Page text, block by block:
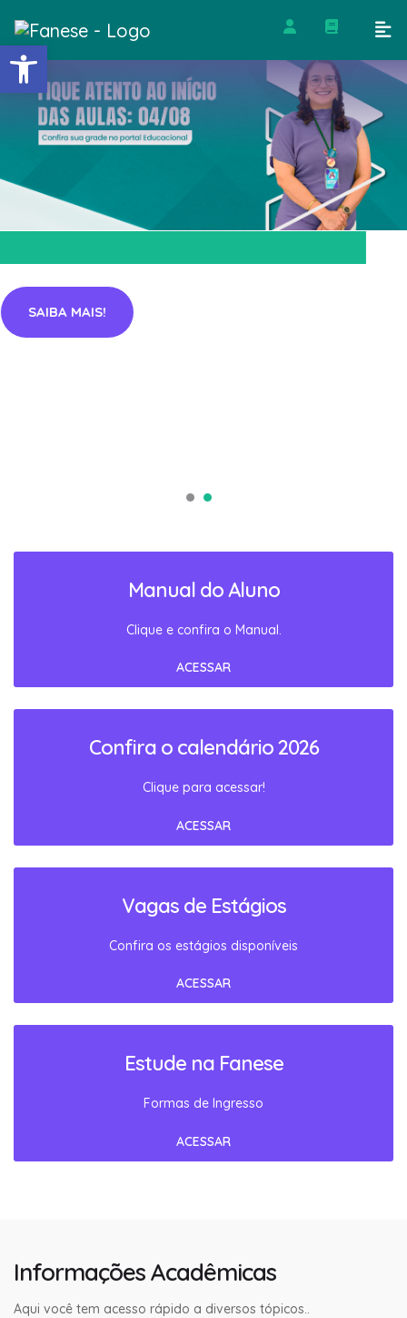
Barra de Ferramentas
SAIBA MAIS!
Manual do Aluno
Clique e confira o Manual.
ACESSAR
Confira o calendário 2026
Clique para acessar!
ACESSAR
Vagas de Estágios
Confira os estágios disponíveis
ACESSAR
Estude na Fanese
Formas de Ingresso
ACESSAR
Informações Acadêmicas
Aqui você tem acesso rápido a diversos tópicos..